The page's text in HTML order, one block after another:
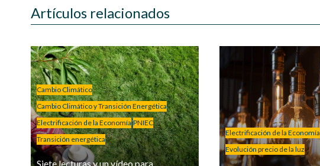
Artículos relacionados
Cambio Climático
Cambio Climático y Transición Energética
Electrificación de la Economía PNIEC
Transición energética
Siete lecturas y un vídeo para
Electrificación de la Economía
Evolución precio de la luz